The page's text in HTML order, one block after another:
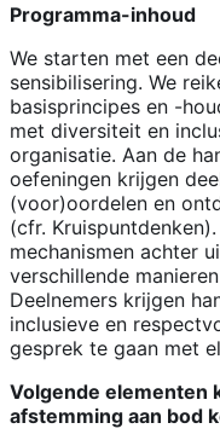
Programma-inhoud
We starten met een
sensibilisering. We
basisprincipes en -
met diversiteit en
organisatie. Aan de
oefeningen krijgen
(voor)oordelen en
(cfr.
mechanismen achter
verschillende
Deelnemers krijgen
inclusieve en
gesprek te gaan met
Volgende elementen
afstemming aan bod